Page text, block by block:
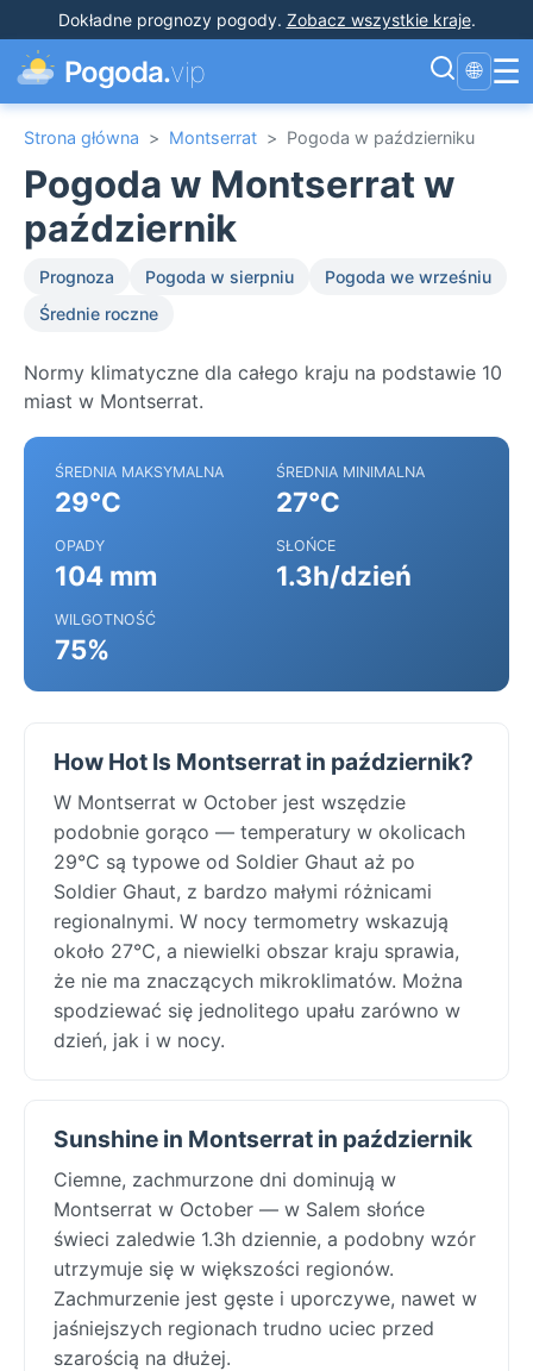
Dokładne prognozy pogody. Zobacz wszystkie kraje.
Pogoda.vip 🌐 ☰
Strona główna > Montserrat > Pogoda w październiku
Pogoda w Montserrat w
październik
Prognoza Pogoda w sierpniu
Pogoda we wrześniu
Średnie roczne
Normy klimatyczne dla całego kraju na podstawie 10
miast w Montserrat.
ŚREDNIA MAKSYMALNA
29°C
ŚREDNIA MINIMALNA
27°C
OPADY
104 mm
SŁOŃCE
1.3h/dzień
WILGOTNOŚĆ
75%
How Hot Is Montserrat in październik?
W Montserrat w October jest wszędzie
podobnie gorąco — temperatury w okolicach
29°C są typowe od Soldier Ghaut aż po
Soldier Ghaut, z bardzo małymi różnicami
regionalnymi. W nocy termometry wskazują
około 27°C, a niewielki obszar kraju sprawia,
że nie ma znaczących mikroklimatów. Można
spodziewać się jednolitego upału zarówno w
dzień, jak i w nocy.
Sunshine in Montserrat in październik
Ciemne, zachmurzone dni dominują w
Montserrat w October — w Salem słońce
świeci zaledwie 1.3h dziennie, a podobny wzór
utrzymuje się w większości regionów.
Zachmurzenie jest gęste i uporczywe, nawet w
jaśniejszych regionach trudno uciec przed
szarością na dłużej.